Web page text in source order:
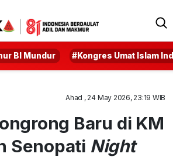
BI Mundur #Kongres Umat Islam
Ahad , 24 May 2026, 23:19 WIB
Baru di KM
Senopati Night